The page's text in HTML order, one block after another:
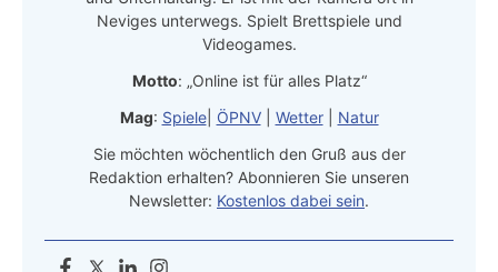
Neviges unterwegs. Spielt Brettspiele und
Videogames.
Motto: „Online ist für alles Platz“
Mag: Spiele| ÖPNV| Wetter| Natur
Sie möchten wöchentlich den Gruß aus der
Redaktion erhalten? Abonnieren Sie unseren
Newsletter: Kostenlos dabei sein.